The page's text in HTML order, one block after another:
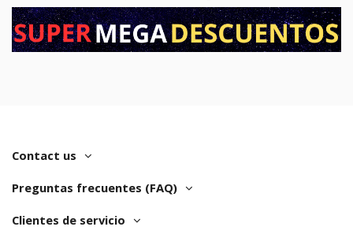
Contact us
Preguntas frecuentes (FAQ)
Clientes de servicio